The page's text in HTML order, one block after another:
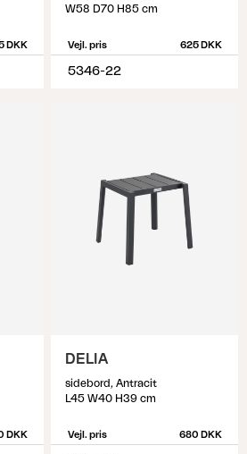
DKK
W58 D70 H85 cm
Vejl. pris 625 DKK
5346-22
DKK
DELIA
sidebord, Antracit
L45 W40 H39 cm
Vejl. pris 680 DKK